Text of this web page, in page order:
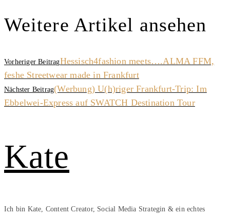
Weitere Artikel ansehen
Vorheriger BeitragHessisch4fashion meets….ALMA FFM,
feshe Streetwear made in Frankfurt
Nächster Beitrag(Werbung) U(h)riger Frankfurt-Trip: Im
Ebbelwei-Express auf SWATCH Destination Tour
Kate
Ich bin Kate, Content Creator, Social Media Strategin & ein echtes